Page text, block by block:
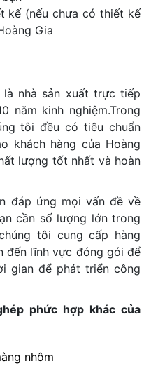
kế (nếu chưa có thiết kế
Gia
nhà sản xuất trực tiếp
năm kinh nghiệm.Trong
tôi đều có tiêu chuẩn
khách hàng của Hoàng
lượng tốt nhất và hoàn
đáp ứng mọi vấn đề về
cần số lượng lớn trong
tôi cung cấp hàng
đến lĩnh vực đóng gói để
gian để phát triển công
phức hợp khác của
nhôm